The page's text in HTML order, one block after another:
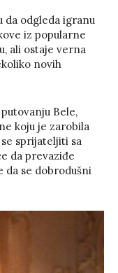
da odgleda igranu
iz popularne
ali ostaje verna
novih
Bele,
koju je zarobila
sprijateljiti sa
da prevaziđe
da se dobrodušni